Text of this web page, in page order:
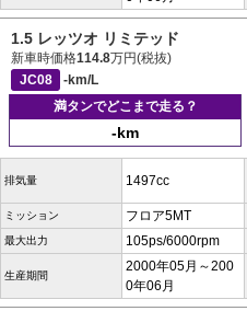
1.5 レッツオ リミテッド
新車時価格114.8万円(税抜)
JC08
-km/L
満タンでどこまで走る？
-km
排気量 1497cc
ミッション フロア5MT
最大出力 105ps/6000rpm
生産期間
2000年05月～200
0年06月